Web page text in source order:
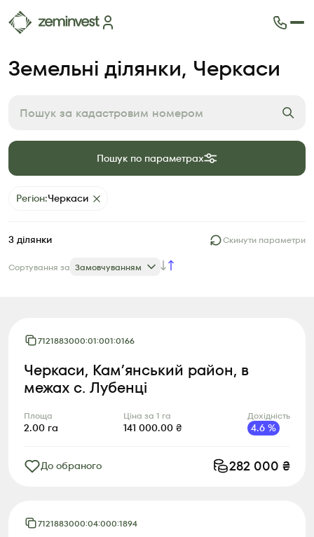
Ділянки
Карта ділянок
Блог
FAQ
Контакти
Земельні ділянки, Черкаси
Пошук по параметрах
Регіон:Черкаси
3 ділянки Скинути параметри
Сортування за Замовчуванням
7121883000:01:001:0166
Черкаси, Камʼянський район, в
межах с. Лубенці
Площа
2.00 га
Ціна за 1 га
141 000.00 ₴
Дохідність
4.6 %
До обраного 282 000 ₴
7121883000:04:000:1894